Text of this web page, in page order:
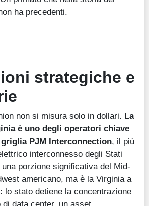
ha precedenti.
strategiche e
non si misura solo in dollari. La
è uno degli operatori chiave
PJM Interconnection, il più
interconnesso degli Stati
porzione significativa del Mid-
americano, ma è la Virginia a
lo stato detiene la concentrazione